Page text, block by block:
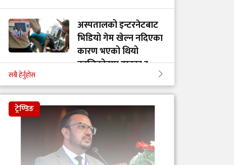
अस्पतालको इन्टरनेटबाट
भिडियो गेम खेल्न नदिएका
कारण भएको थियो
कालिकोटमा डाक्टर र
डाक्टर बाबु-छोराको आदर्श
र कर्पोरेट स्वार्थ देखाउने
फिल्म ‘अरमान’ (युट्युब
लिंकसहित)
सबै हेर्नुहोस
ट्रेण्डिङ